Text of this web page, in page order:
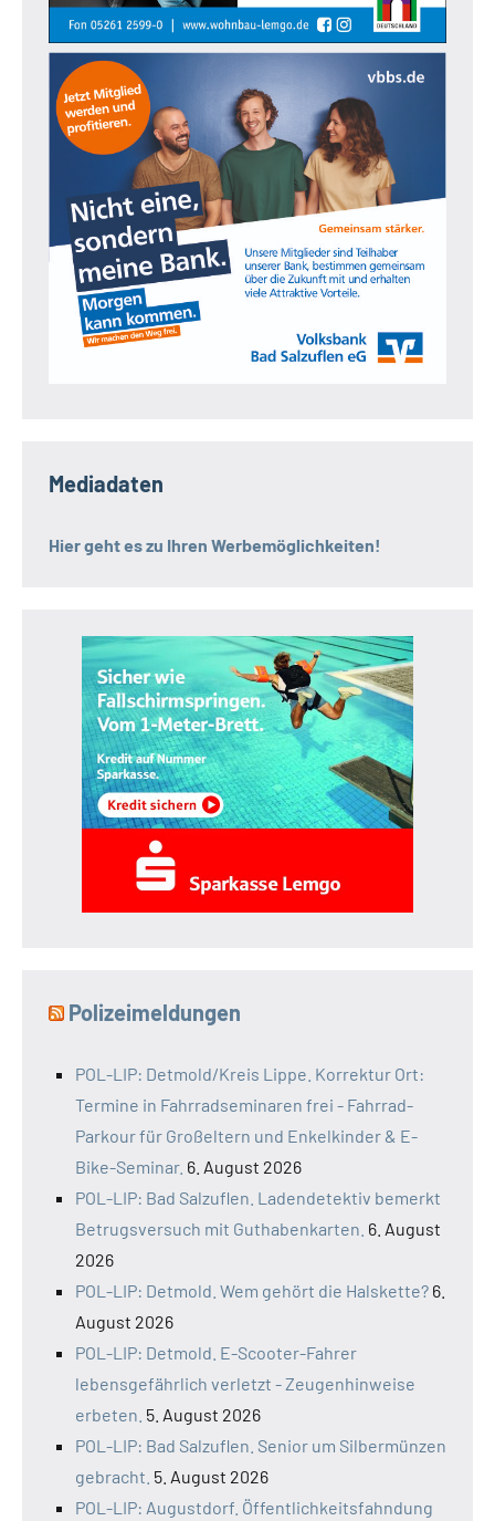
Mediadaten
Hier geht es zu Ihren Werbemöglichkeiten!
Polizeimeldungen
POL-LIP: Detmold/Kreis Lippe. Korrektur Ort:
Termine in Fahrradseminaren frei - Fahrrad-
Parkour für Großeltern und Enkelkinder & E-
Bike-Seminar. 6. August 2026
POL-LIP: Bad Salzuflen. Ladendetektiv bemerkt
Betrugsversuch mit Guthabenkarten. 6. August
2026
POL-LIP: Detmold. Wem gehört die Halskette? 6.
August 2026
POL-LIP: Detmold. E-Scooter-Fahrer
lebensgefährlich verletzt - Zeugenhinweise
erbeten. 5. August 2026
POL-LIP: Bad Salzuflen. Senior um Silbermünzen
gebracht. 5. August 2026
POL-LIP: Augustdorf. Öffentlichkeitsfahndung